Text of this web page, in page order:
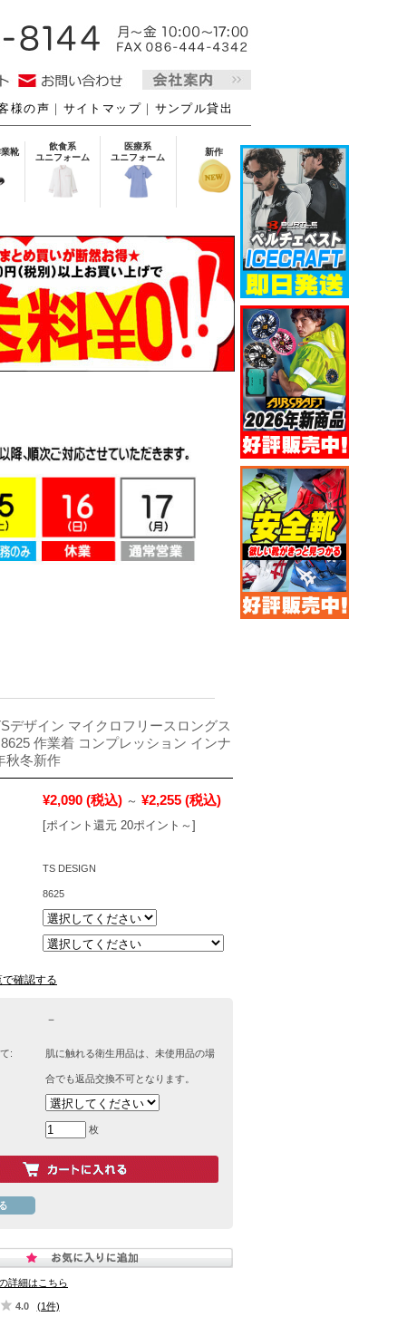
様の声 ｜ サイトマップ ｜ サンプル貸出
靴
飲食系
ユニフォーム
医療系
ユニフォーム
新作
デザイン マイクロフリースロングス
作業着 コンプレッション インナ
秋冬新作
¥2,090 (税込) ～ ¥2,255 (税込)
[ポイント還元 20ポイント～]
TS DESIGN
8625
確認する
－
: 肌に触れる衛生用品は、未使用品の場
合でも返品交換不可となります。
枚
詳細はこちら
4.0 (1件)